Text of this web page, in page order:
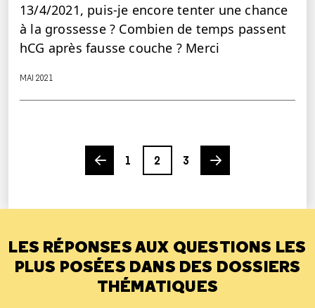
13/4/2021, puis-je encore tenter une chance
à la grossesse ? Combien de temps passent
hCG après fausse couche ? Merci
MAI 2021
Previous page
1
Page
2
3
Next page
LES RÉPONSES AUX QUESTIONS LES
PLUS POSÉES DANS DES DOSSIERS
THÉMATIQUES